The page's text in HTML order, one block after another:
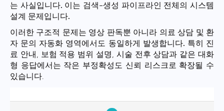
는 사실입니다. 이는 검색-생성 파이프라인 전체의 시스템
설계 문제입니다.
이러한 구조적 문제는 영상 판독뿐 아니라 의료 상담 및 환
자 문의 자동화 영역에서도 동일하게 발생합니다. 특히 진
료 안내, 보험 적용 범위 설명, 시술 전후 상담과 같은 대화
형 응답에서는 작은 부정확성도 신뢰 리스크로 확장될 수
있습니다.